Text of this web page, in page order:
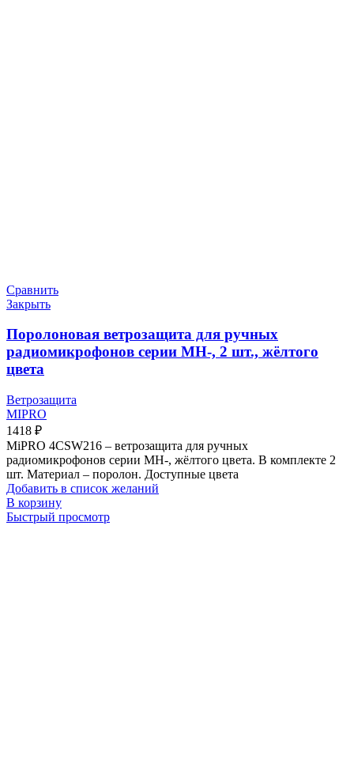
Сравнить
Закрыть
Поролоновая ветрозащита для ручных
радиомикрофонов серии MH-, 2 шт., жёлтого
цвета
Ветрозащита
MIPRO
1418 ₽
MiPRO 4CSW216 – ветрозащита для ручных
радиомикрофонов серии MH-, жёлтого цвета. В комплекте 2
шт. Материал – поролон. Доступные цвета
Добавить в список желаний
В корзину
Быстрый просмотр